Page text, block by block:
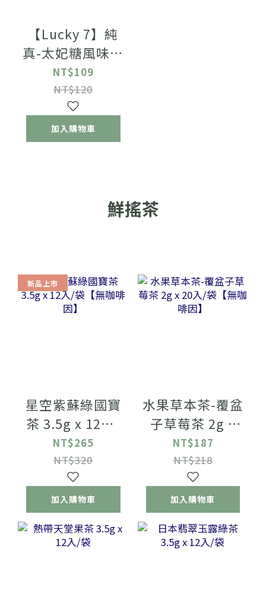
【Lucky 7】純
真-太妃糖風味國
寶茶1.5gx7包/
盒
NT$109
NT$120
加入購物車
鮮搖茶
新品上市
星空紫蘇綠國寶
茶 3.5g x 12入/
袋【無咖啡因】
NT$265
NT$320
加入購物車
水果草本茶-覆盆
子草莓茶 2g x
20入/袋【無咖
啡因】
NT$187
NT$218
加入購物車